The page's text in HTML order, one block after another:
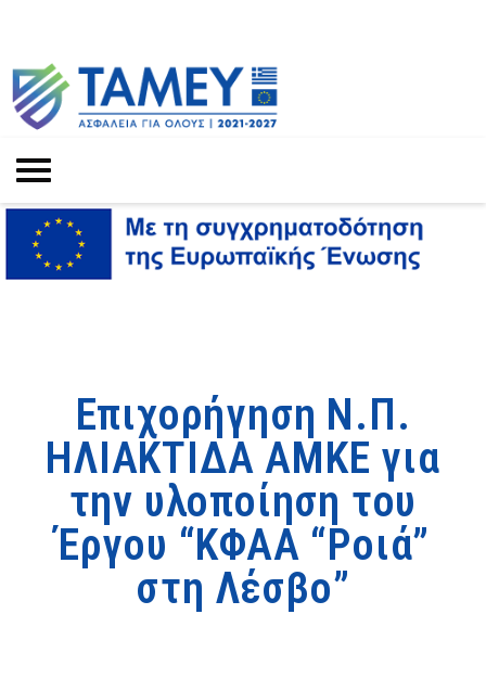
Επιχορήγηση Ν.Π.
ΗΛΙΑΚΤΙΔΑ ΑΜΚΕ για
την υλοποίηση του
Έργου “ΚΦΑΑ “Ροιά”
στη Λέσβο”